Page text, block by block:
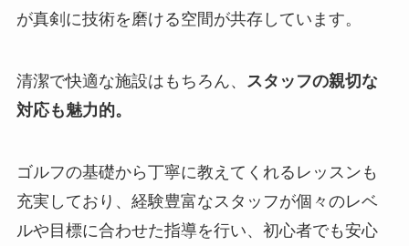
が真剣に技術を磨ける空間が共存しています。
清潔で快適な施設はもちろん、
スタッフの親切な
対応も魅力的。
ゴルフの基礎から丁寧に教えてくれるレッスンも
充実しており、経験豊富なスタッフが個々のレベ
ルや目標に合わせた指導を行い、初心者でも安心